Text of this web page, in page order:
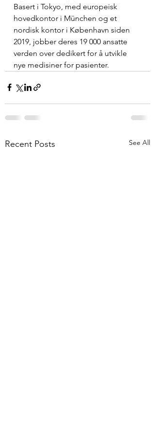
Basert i Tokyo, med europeisk
hovedkontor i München og et
nordisk kontor i København siden
2019, jobber deres 19 000 ansatte
verden over dedikert for å utvikle
nye medisiner for pasienter.
Recent Posts See All